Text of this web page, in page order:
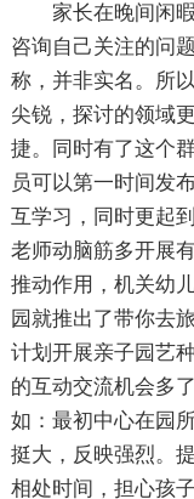
家长在晚间闲
咨询自己关注的问
称，并非实名。所
尖锐，探讨的领域
捷。同时有了这个
员可以第一时间发
互学习，同时更起
老师动脑筋多开展
推动作用，机关幼
园就推出了带你去
计划开展亲子园艺
的互动交流机会多
如：最初中心在园
挺大，反映强烈。
相处时间，担心孩